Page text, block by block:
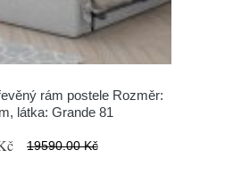
rám postele Rozměr:
látka: Grande 81
19590.00 Kč